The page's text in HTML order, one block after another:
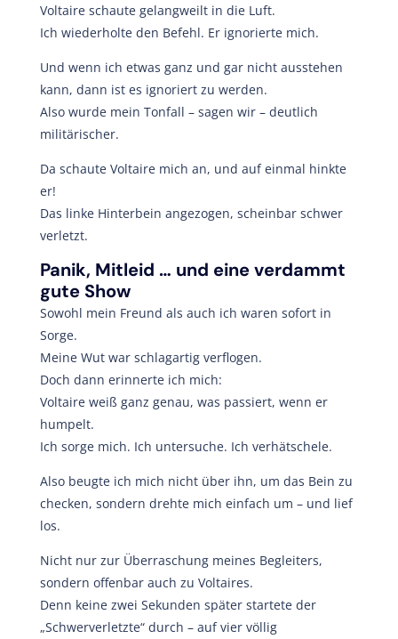
Voltaire schaute gelangweilt in die Luft.
Ich wiederholte den Befehl. Er ignorierte mich.
Und wenn ich etwas ganz und gar nicht ausstehen
kann, dann ist es ignoriert zu werden.
Also wurde mein Tonfall – sagen wir – deutlich
militärischer.
Da schaute Voltaire mich an, und auf einmal hinkte
er!
Das linke Hinterbein angezogen, scheinbar schwer
verletzt.
Panik, Mitleid … und eine verdammt
gute Show
Sowohl mein Freund als auch ich waren sofort in
Sorge.
Meine Wut war schlagartig verflogen.
Doch dann erinnerte ich mich:
Voltaire weiß ganz genau, was passiert, wenn er
humpelt.
Ich sorge mich. Ich untersuche. Ich verhätschele.
Also beugte ich mich nicht über ihn, um das Bein zu
checken, sondern drehte mich einfach um – und lief
los.
Nicht nur zur Überraschung meines Begleiters,
sondern offenbar auch zu Voltaires.
Denn keine zwei Sekunden später startete der
„Schwerverletzte“ durch – auf vier völlig